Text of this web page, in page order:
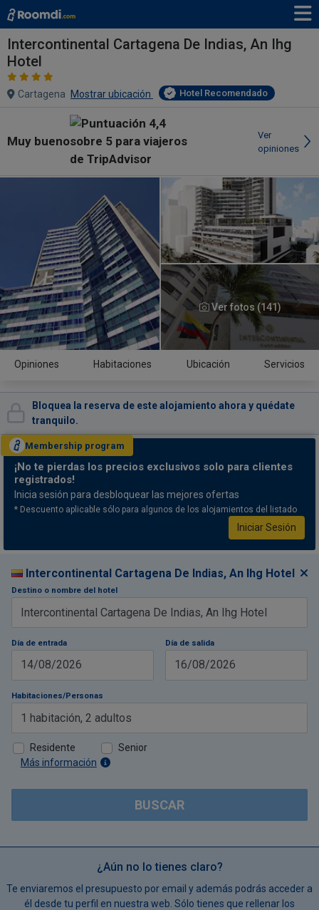
Intercontinental Cartagena De Indias, An Ihg
Hotel
Cartagena Mostrar ubicación Hotel Recomendado
Muy bueno
Ver
opiniones
Ver fotos (141)
Opiniones Habitaciones Ubicación Servicios
Bloquea la reserva de este alojamiento ahora y quédate
tranquilo.
Membership program
¡No te pierdas los precios exclusivos solo para clientes
registrados!
Inicia sesión para desbloquear las mejores ofertas
* Descuento aplicable sólo para algunos de los alojamientos del listado
Iniciar Sesión
Intercontinental Cartagena De Indias, An Ihg Hotel
Destino o nombre del hotel
Día de entrada
14/08/2026
Día de salida
16/08/2026
Habitaciones/Personas
1 habitación, 2 adultos
Residente
Senior
Más información
BUSCAR
¿Aún no lo tienes claro?
Te enviaremos el presupuesto por email y además podrás acceder a
él desde tu perfil en nuestra web. Sólo tienes que rellenar los